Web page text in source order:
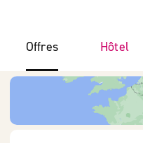
Offres Hôtel